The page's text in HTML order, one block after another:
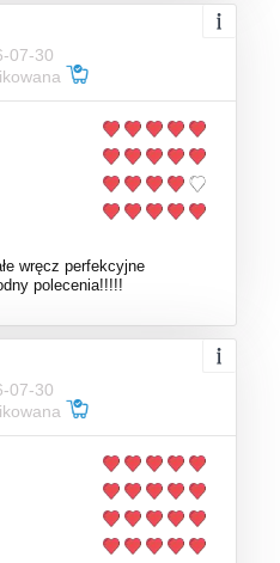
07-30
wręcz perfekcyjne
polecenia!!!!!
07-30